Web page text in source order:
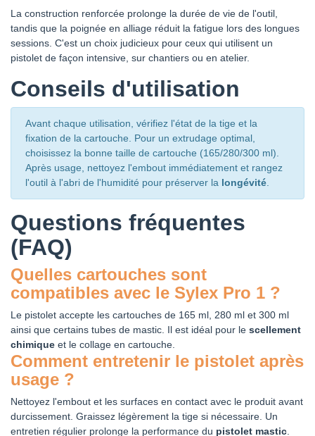
La construction renforcée prolonge la durée de vie de l'outil,
tandis que la poignée en alliage réduit la fatigue lors des longues
sessions. C'est un choix judicieux pour ceux qui utilisent un
pistolet de façon intensive, sur chantiers ou en atelier.
Conseils d'utilisation
Avant chaque utilisation, vérifiez l'état de la tige et la
fixation de la cartouche. Pour un extrudage optimal,
choisissez la bonne taille de cartouche (165/280/300 ml).
Après usage, nettoyez l'embout immédiatement et rangez
l'outil à l'abri de l'humidité pour préserver la longévité
Questions fréquentes
(FAQ)
Quelles cartouches sont
compatibles avec le Sylex Pro 1 ?
Le pistolet accepte les cartouches de 165 ml, 280 ml et 300 ml
ainsi que certains tubes de mastic. Il est idéal pour le scellement
chimique et le collage en cartouche.
Comment entretenir le pistolet après
usage ?
Nettoyez l'embout et les surfaces en contact avec le produit avant
durcissement. Graissez légèrement la tige si nécessaire. Un
entretien régulier prolonge la performance du pistolet mastic